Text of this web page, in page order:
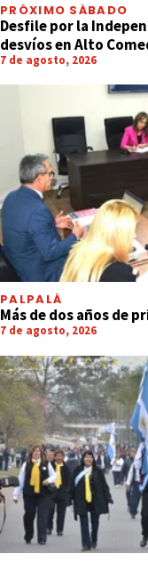
PRÓXIMO SÁBADO
Desfile por la
desvíos en Alto
7 de agosto, 2026
PALPALÁ
Más de dos años de
7 de agosto, 2026